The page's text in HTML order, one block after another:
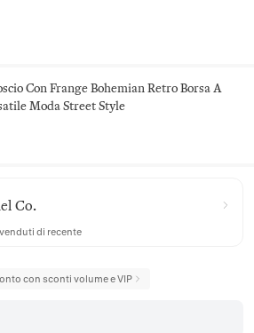
Con Frange Bohemian Retro Borsa A
Moda Street Style
Co.
di recente
con sconti volume e VIP